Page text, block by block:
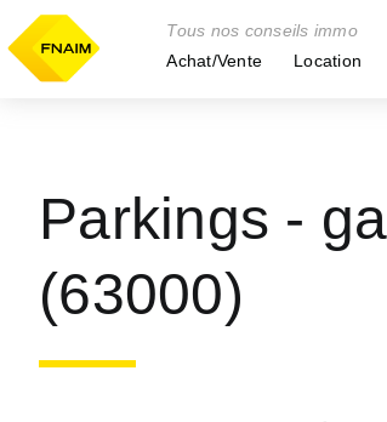
Tous nos conseils immo
Achat/Vente
Location
Parkings -
(63000)